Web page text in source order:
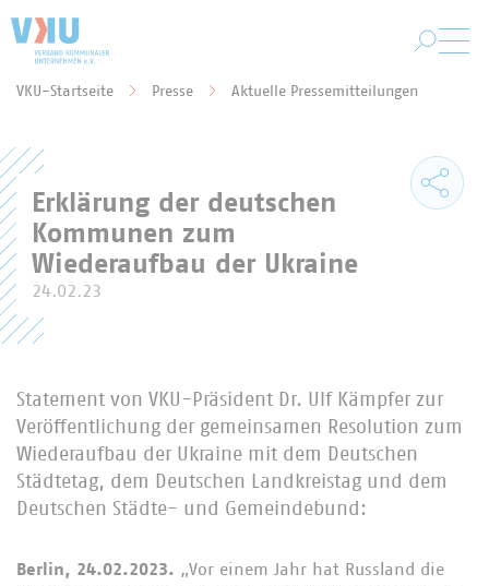
VKU-Startseite Presse Aktuelle Pressemitteilungen
Erklärung der deutschen
Kommunen zum
Wiederaufbau der Ukraine
24.02.23
Statement von VKU-Präsident Dr. Ulf Kämpfer zur
Veröffentlichung der gemeinsamen Resolution zum
Wiederaufbau der Ukraine mit dem Deutschen
Städtetag, dem Deutschen Landkreistag und dem
Deutschen Städte- und Gemeindebund:
Berlin, 24.02.2023. „Vor einem Jahr hat Russland die